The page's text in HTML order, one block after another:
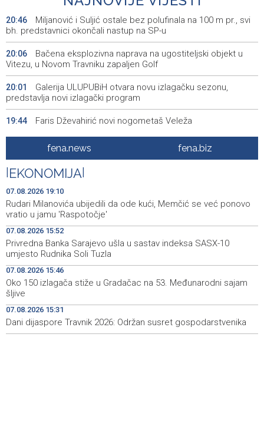
20:46
Miljanović i Suljić ostale bez polufinala na 100 m pr., svi
bh. predstavnici okončali nastup na SP-u
20:06
Bačena eksplozivna naprava na ugostiteljski objekt u
Vitezu, u Novom Travniku zapaljen Golf
20:01
Galerija ULUPUBiH otvara novu izlagačku sezonu,
predstavlja novi izlagački program
19:44 Faris Dževahirić novi nogometaš Veleža
Announcement of events for Saturday, 8 August 2026
19:10
Rudari Milanovića ubijedili da ode kući, Memčić se već
ponovo vratio u jamu 'Raspotočje'
19:03
Sarajevo Film Festival presents Kinoscope and
Kinoscope Surreal programs
19:00 Najave događaja za 8. 8. 2026. godine (subota)
18:58
Fire breaks out across more than 40 hectares in Grude,
firefighters and Air Tractors on the ground
18:55
Zelenski doputovao u Beograd, sutra sastanak s
Vučićem
fena.news fena.biz
EKONOMIJA
07.08.2026 19:10
Rudari Milanovića ubijedili da ode kući, Memčić se već ponovo
vratio u jamu 'Raspotočje'
07.08.2026 15:52
Privredna Banka Sarajevo ušla u sastav indeksa SASX-10
umjesto Rudnika Soli Tuzla
07.08.2026 15:46
Oko 150 izlagača stiže u Gradačac na 53. Međunarodni sajam
šljive
07.08.2026 15:31
Dani dijaspore Travnik 2026: Održan susret gospodarstvenika